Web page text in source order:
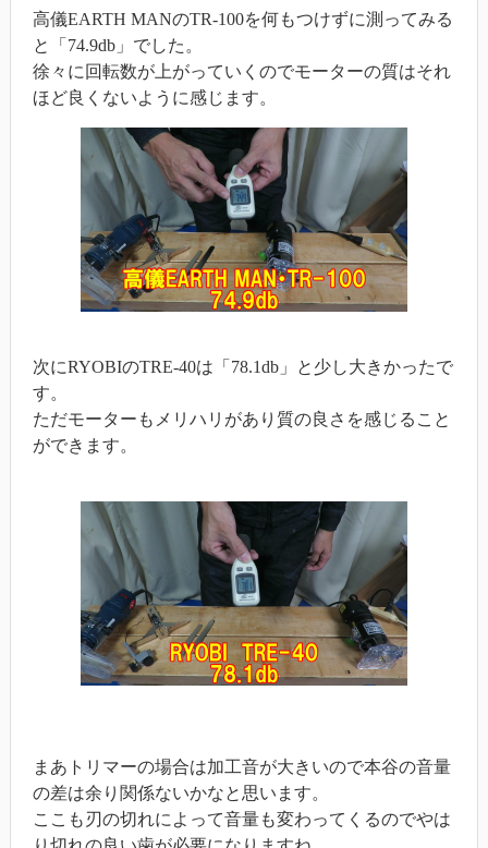
高儀EARTH MANのTR-100を何もつけずに測ってみる
と「74.9db」でした。
徐々に回転数が上がっていくのでモーターの質はそれ
ほど良くないように感じます。
次にRYOBIのTRE-40は「78.1db」と少し大きかったで
す。
ただモーターもメリハリがあり質の良さを感じること
ができます。
まあトリマーの場合は加工音が大きいので本谷の音量
の差は余り関係ないかなと思います。
ここも刃の切れによって音量も変わってくるのでやは